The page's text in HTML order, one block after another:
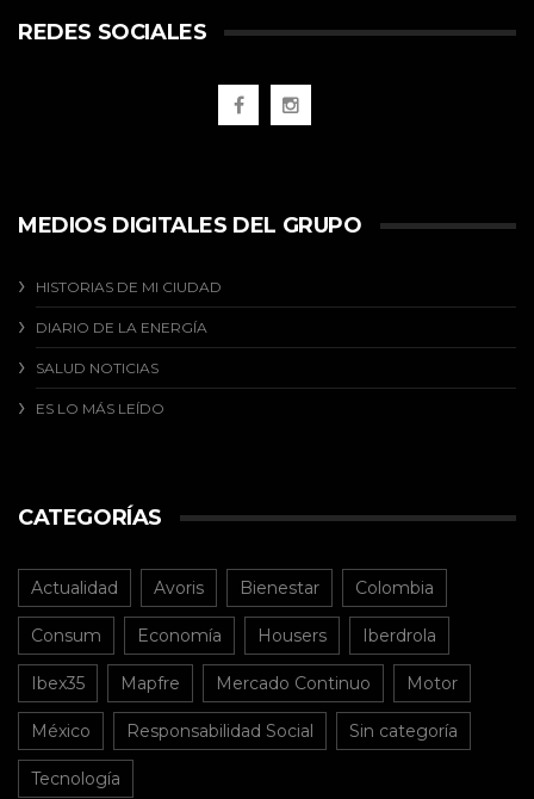
REDES SOCIALES
MEDIOS DIGITALES DEL GRUPO
HISTORIAS DE MI CIUDAD
DIARIO DE LA ENERGÍA
SALUD NOTICIAS
ES LO MÁS LEÍDO
CATEGORÍAS
Actualidad Avoris Bienestar Colombia
Consum Economía Housers Iberdrola
Ibex35 Mapfre Mercado Continuo Motor
México Responsabilidad Social Sin categoría
Tecnología